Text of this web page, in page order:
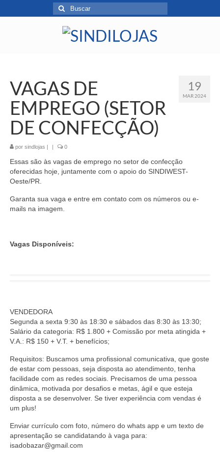
19
MAR 2024
VAGAS DE
EMPREGO (SETOR
DE CONFECÇÃO)
por sindlojas | | 0
Essas são às vagas de emprego no setor de confecção
oferecidas hoje, juntamente com o apoio do SINDIWEST-
Oeste/PR.
Garanta sua vaga e entre em contato com os números ou e-
mails na imagem.
Vagas Disponíveis:
VENDEDORA
Segunda a sexta 9:30 às 18:30 e sábados das 8:30 às 13:30;
Salário da categoria: R$ 1.800 + Comissão por meta atingida +
V.A.: R$ 150 + V.T. + benefícios;
Requisitos: Buscamos uma profissional comunicativa, que goste
de estar com pessoas, seja disposta ao atendimento, tenha
facilidade com as redes sociais. Precisamos de uma pessoa
dinâmica, motivada por desafios e metas, ágil e que esteja
disposta a se desenvolver. Se tiver experiência com vendas é
um plus!
Enviar currículo com foto, número do whats app e um texto de
apresentação se candidatando à vaga para:
isadobazar@gmail.com